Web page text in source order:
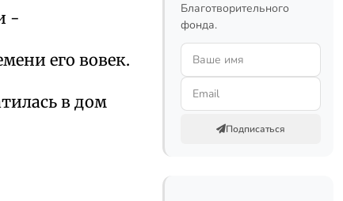
-
его вовек.
в дом
Благотворительного
фонда.
Подписаться